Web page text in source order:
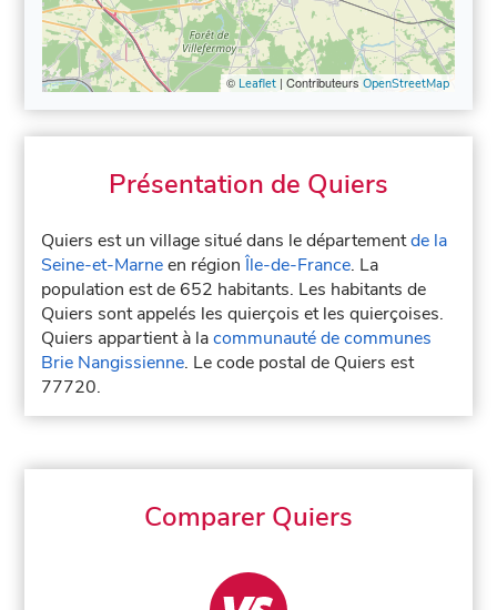
© Leaflet| Contributeurs OpenStreetMap
Présentation de Quiers
Quiers est un village situé dans le départementde la
Seine-et-Marneen régionÎle-de-France. La
population est de 652 habitants. Les habitants de
Quiers sont appelés les quierçois et les quierçoises.
Quiers appartient à lacommunauté de communes
Brie Nangissienne. Le code postal de Quiers est
77720.
Comparer Quiers